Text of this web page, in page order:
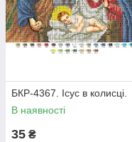
БКР-4367. Ісус в колисці.
В наявності
35 ₴